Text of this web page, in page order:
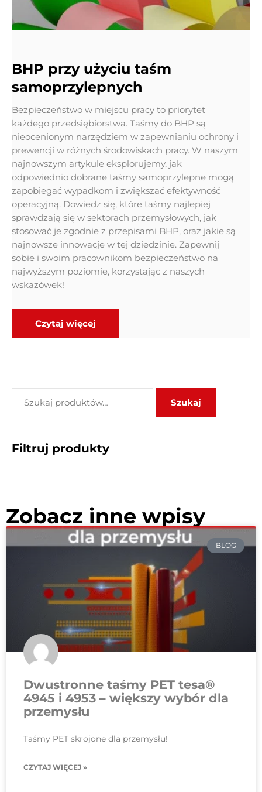
BHP przy użyciu taśm
samoprzylepnych
Bezpieczeństwo w miejscu pracy to priorytet
każdego przedsiębiorstwa. Taśmy do BHP są
nieocenionym narzędziem w zapewnianiu ochrony i
prewencji w różnych środowiskach pracy. W naszym
najnowszym artykule eksplorujemy, jak
odpowiednio dobrane taśmy samoprzylepne mogą
zapobiegać wypadkom i zwiększać efektywność
operacyjną. Dowiedz się, które taśmy najlepiej
sprawdzają się w sektorach przemysłowych, jak
stosować je zgodnie z przepisami BHP, oraz jakie są
najnowsze innowacje w tej dziedzinie. Zapewnij
sobie i swoim pracownikom bezpieczeństwo na
najwyższym poziomie, korzystając z naszych
wskazówek!
Czytaj więcej
Szukaj
Filtruj produkty
Zobacz inne wpisy
BLOG
Dwustronne taśmy PET tesa®
4945 i 4953 – większy wybór dla
przemysłu
Taśmy PET skrojone dla przemysłu!
CZYTAJ WIĘCEJ »